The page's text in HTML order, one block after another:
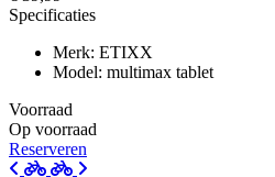
Specificaties
Merk: ETIXX
Model: multimax tablet
Voorraad
Op voorraad
Reserveren